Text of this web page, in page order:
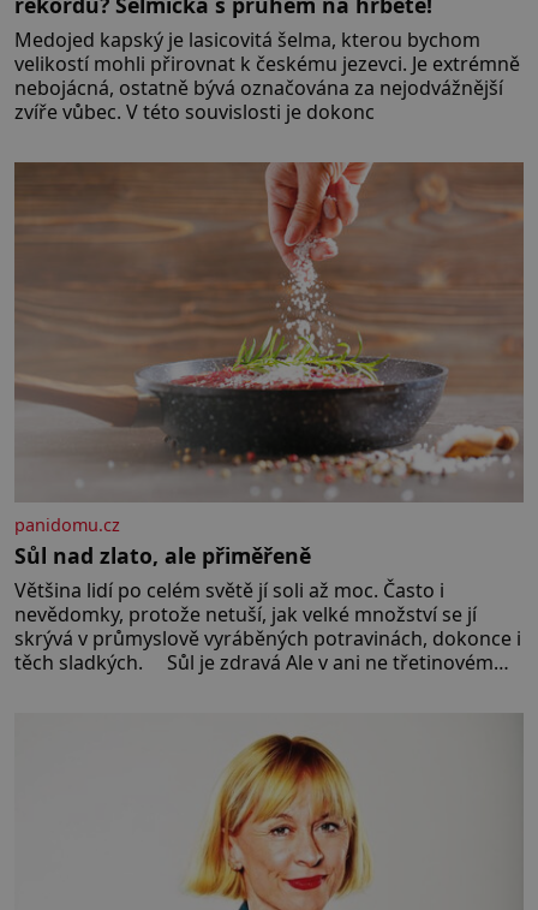
Medojed kapský je lasicovitá šelma, kterou bychom
velikostí mohli přirovnat k českému jezevci. Je extrémně
nebojácná, ostatně bývá označována za nejodvážnější
zvíře vůbec. V této souvislosti je dokonc
panidomu.cz
Sůl nad zlato, ale přiměřeně
Většina lidí po celém světě jí soli až moc. Často i
nevědomky, protože netuší, jak velké množství se jí
skrývá v průmyslově vyráběných potravinách, dokonce i
těch sladkých. Sůl je zdravá Ale v ani ne třetinovém